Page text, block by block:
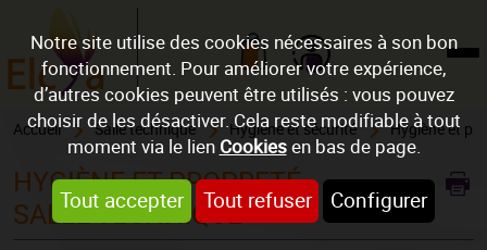
Notre site utilise des cookies nécessaires à son bon
fonctionnement. Pour améliorer votre expérience,
d’autres cookies peuvent être utilisés : vous pouvez
choisir de les désactiver. Cela reste modifiable à tout
moment via le lien Cookiesen bas de page.
Tout accepter Tout refuser Configurer
Mon compte
Accueil Salle technique Hygiène et sécurité Hygiène et
REF : VENTI450
HYGIÈNE ET PROPRETÉ
SALLE TECHNIQUE